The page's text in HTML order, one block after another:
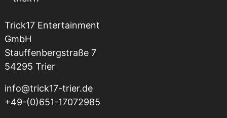
Trick17 Entertainment
GmbH
Stauffenbergstraße 7
54295 Trier
info@trick17-trier.de
+49-(0)651-17072985